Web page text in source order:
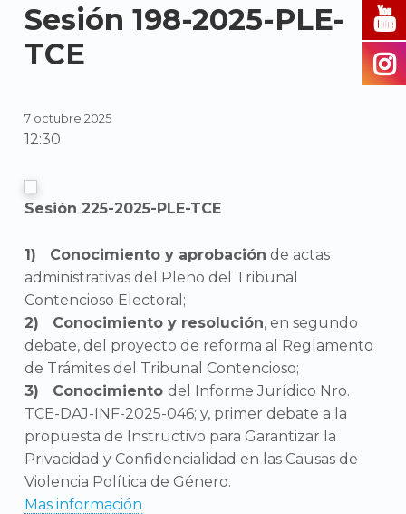
Sesión 198-2025-PLE-
TCE
7 octubre 2025
12:30
Sesión 225-2025-PLE-TCE
Conocimiento y aprobación de actas
administrativas del Pleno del Tribunal
Contencioso Electoral;
Conocimiento y resolución, en segundo
debate, del proyecto de reforma al Reglamento
de Trámites del Tribunal Contencioso;
Conocimiento del Informe Jurídico Nro.
TCE-DAJ-INF-2025-046; y, primer debate a la
propuesta de Instructivo para Garantizar la
Privacidad y Confidencialidad en las Causas de
Violencia Política de Género.
Mas información